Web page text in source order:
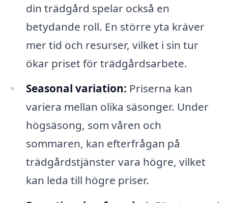
din trädgård spelar också en
betydande roll. En större yta kräver
mer tid och resurser, vilket i sin tur
ökar priset för trädgårdsarbete.
Seasonal variation: Priserna kan
variera mellan olika säsonger. Under
högsäsong, som våren och
sommaren, kan efterfrågan på
trädgårdstjänster vara högre, vilket
kan leda till högre priser.